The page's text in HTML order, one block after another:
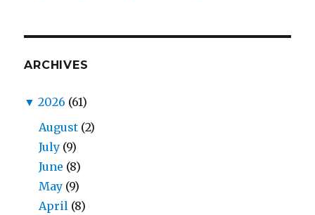
ARCHIVES
▼ 2026 (61)
August (2)
July (9)
June (8)
May (9)
April (8)